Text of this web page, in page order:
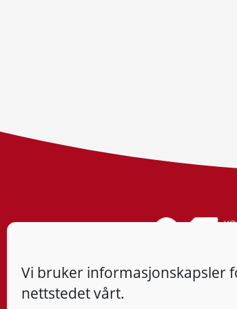
Vi bruker informasjonskapsler
nettstedet vårt.